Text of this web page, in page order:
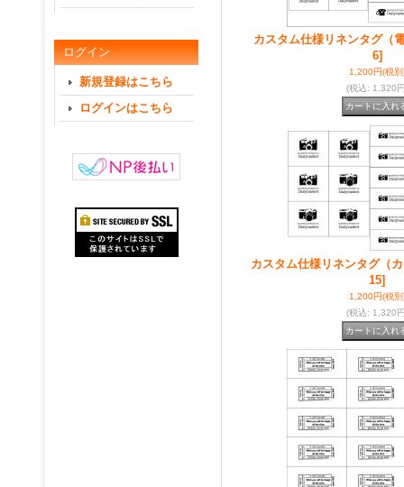
ログイン
新規登録はこちら
ログインはこちら
カスタム仕様リネンタグ（
6]
1,200円(税別
(税込: 1,320
カスタム仕様リネンタグ（
15]
1,200円(税別
(税込: 1,320